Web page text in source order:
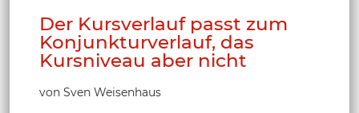
Der Kursverlauf passt zum
Konjunkturverlauf, das
Kursniveau aber nicht
von Sven Weisenhaus